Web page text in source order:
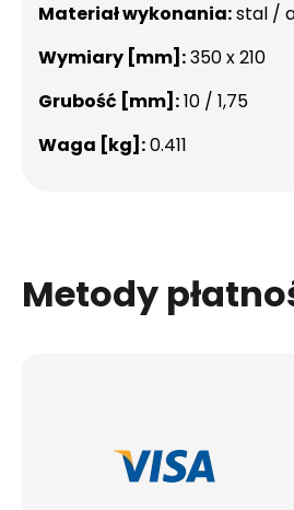
Materiał wykonania:stal /
Wymiary [mm]:350 x 210
Grubość [mm]:10 / 1,75
Waga [kg]:0.411
Metody